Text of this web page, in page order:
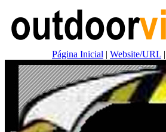
Página Inicial | Website/URL |